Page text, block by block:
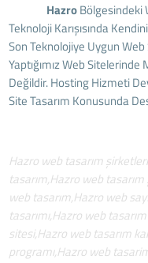
HazroBölgesindeki
Teknoloji Karışısında
Son Teknolojiye Uygun Web
Yaptığımız Web Sitelerinde
Değildir. Hosting Hizmeti
Site Tasarım Konusunda
Hazro web tasarım
tasarım,Hazro web
web tasarım,Hazro web
tasarımı,Hazro web
sitesi,Hazro web tasarım
programı,Hazro web